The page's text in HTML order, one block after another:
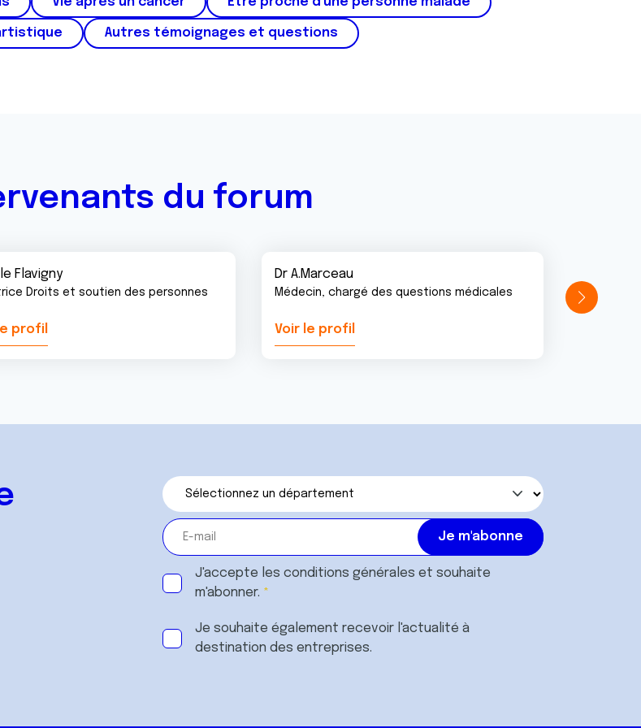
Autres témoignages et questions
du forum
Flavigny
Droits et soutien des personnes
profil
Dr A.Marceau
Médecin, chargé des questions médicales
Voir le profil
J'accepte les conditions générales et souhaite
m'abonner.
Je souhaite également recevoir l'actualité à
destination des entreprises.